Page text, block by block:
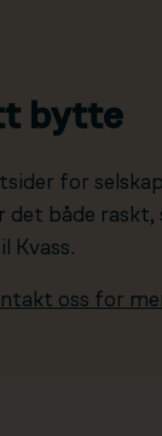
bytte
for
det både
Kvass.
oss for